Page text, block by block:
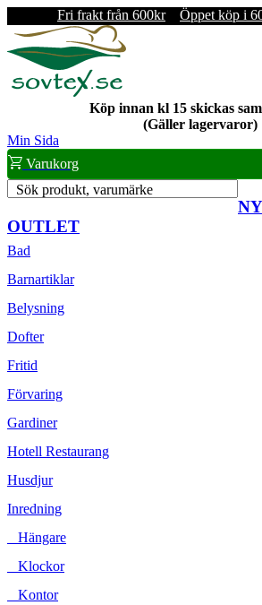
Fri frakt från 600kr Öppet köp i
Köp innan kl 15 skickas
(Gäller lagervaror)
Min Sida
Varukorg
Sök produkt, varumärke
OUTLET
Bad
Barnartiklar
Belysning
Dofter
Fritid
Förvaring
Gardiner
Hotell Restaurang
Husdjur
Inredning
Hängare
Klockor
Kontor